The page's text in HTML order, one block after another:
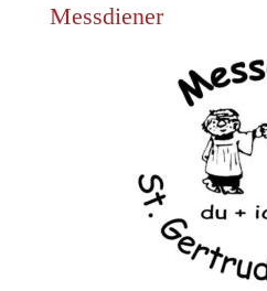
Messdiener